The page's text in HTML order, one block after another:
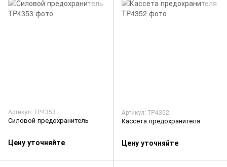
Артикул: TP4353
Силовой предохранитель
Цену уточняйте
Артикул: TP4352
Кассета предохранителя
Цену уточняйте